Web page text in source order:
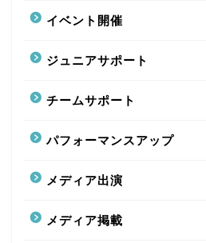
イベント開催
ジュニアサポート
チームサポート
パフォーマンスアップ
メディア出演
メディア掲載